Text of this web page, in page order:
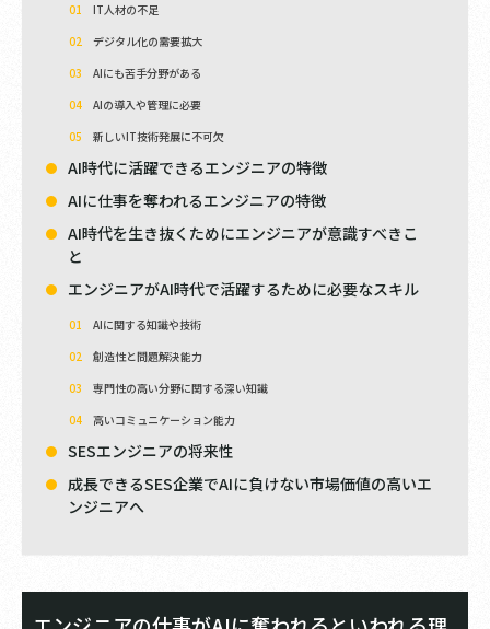
IT人材の不足
デジタル化の需要拡大
AIにも苦手分野がある
AIの導入や管理に必要
新しいIT技術発展に不可欠
AI時代に活躍できるエンジニアの特徴
AIに仕事を奪われるエンジニアの特徴
AI時代を生き抜くためにエンジニアが意識すべきこ
と
エンジニアがAI時代で活躍するために必要なスキル
AIに関する知識や技術
創造性と問題解決能力
専門性の高い分野に関する深い知識
高いコミュニケーション能力
SESエンジニアの将来性
成長できるSES企業でAIに負けない市場価値の高いエ
ンジニアへ